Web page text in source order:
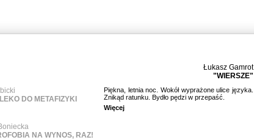
Łukasz Gamrot
"WIERSZE"
DO METAFIZYKI
NA WYNOS, RAZ!
Piękna, letnia noc. Wokół wyprażone ulice języka.
Znikąd ratunku. Bydło pędzi w przepaść.
Więcej